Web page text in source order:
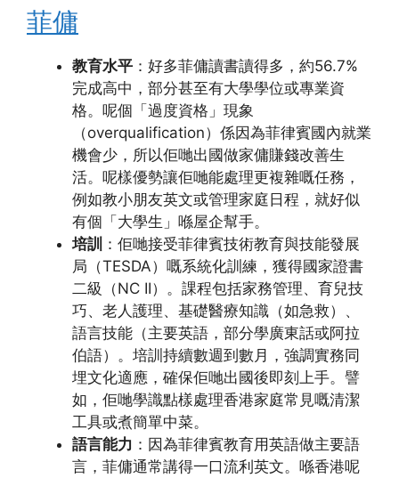
菲傭
教育水平 ：好多菲傭讀書讀得多，約56.7%
完成高中，部分甚至有大學學位或專業資
格。呢個「過度資格」現象
（overqualification）係因為菲律賓國內就業
機會少，所以佢哋出國做家傭賺錢改善生
活。呢樣優勢讓佢哋能處理更複雜嘅任務，
例如教小朋友英文或管理家庭日程，就好似
有個「大學生」喺屋企幫手。
培訓 ：佢哋接受菲律賓技術教育與技能發展
局（TESDA）嘅系統化訓練，獲得國家證書
二級（NC II）。課程包括家務管理、育兒技
巧、老人護理、基礎醫療知識（如急救）、
語言技能（主要英語，部分學廣東話或阿拉
伯語）。培訓持續數週到數月，強調實務同
埋文化適應，確保佢哋出國後即刻上手。譬
如，佢哋學識點樣處理香港家庭常見嘅清潔
工具或煮簡單中菜。
語言能力 ：因為菲律賓教育用英語做主要語
言，菲傭通常講得一口流利英文。喺香港呢